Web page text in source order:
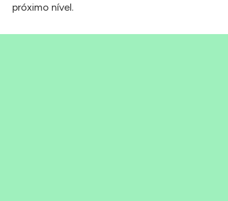
próximo nível.